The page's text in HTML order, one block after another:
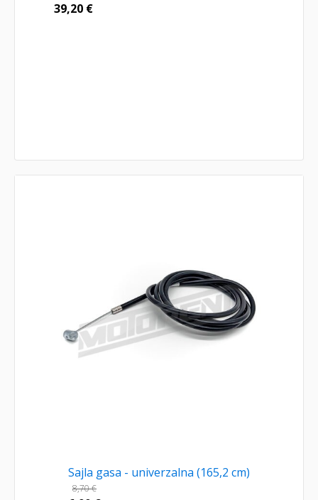
39,20 €
Sajla gasa - univerzalna (165,2 cm)
8,70€